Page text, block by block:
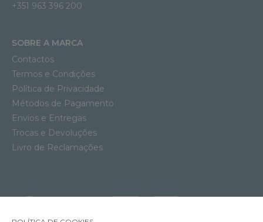
+351 963 396 200
SOBRE A MARCA
Contactos
Termos e Condições
Política de Privacidade
Métodos de Pagamento
Envios e Entregas
Trocas e Devoluções
Livro de Reclamações